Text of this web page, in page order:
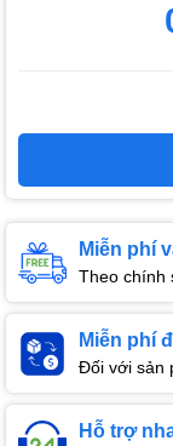
Miễn phí
Theo chính
Miễn phí
Đối với sản
Hỗ trợ